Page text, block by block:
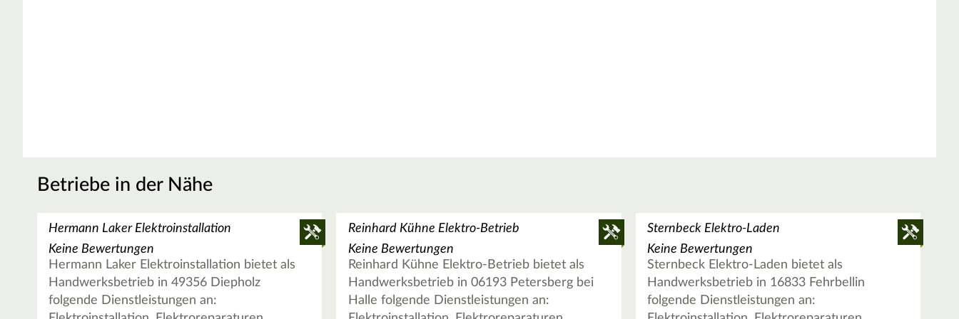
Betriebe in der Nähe
Hermann Laker Elektroinstallation
Keine Bewertungen
Hermann Laker Elektroinstallation bietet als
Handwerksbetrieb in 49356 Diepholz
folgende Dienstleistungen an:
Reinhard Kühne Elektro-Betrieb
Keine Bewertungen
Reinhard Kühne Elektro-Betrieb bietet als
Handwerksbetrieb in 06193 Petersberg bei
Halle folgende Dienstleistungen an:
Sternbeck Elektro-Laden
Keine Bewertungen
Sternbeck Elektro-Laden bietet als
Handwerksbetrieb in 16833 Fehrbellin
folgende Dienstleistungen an: